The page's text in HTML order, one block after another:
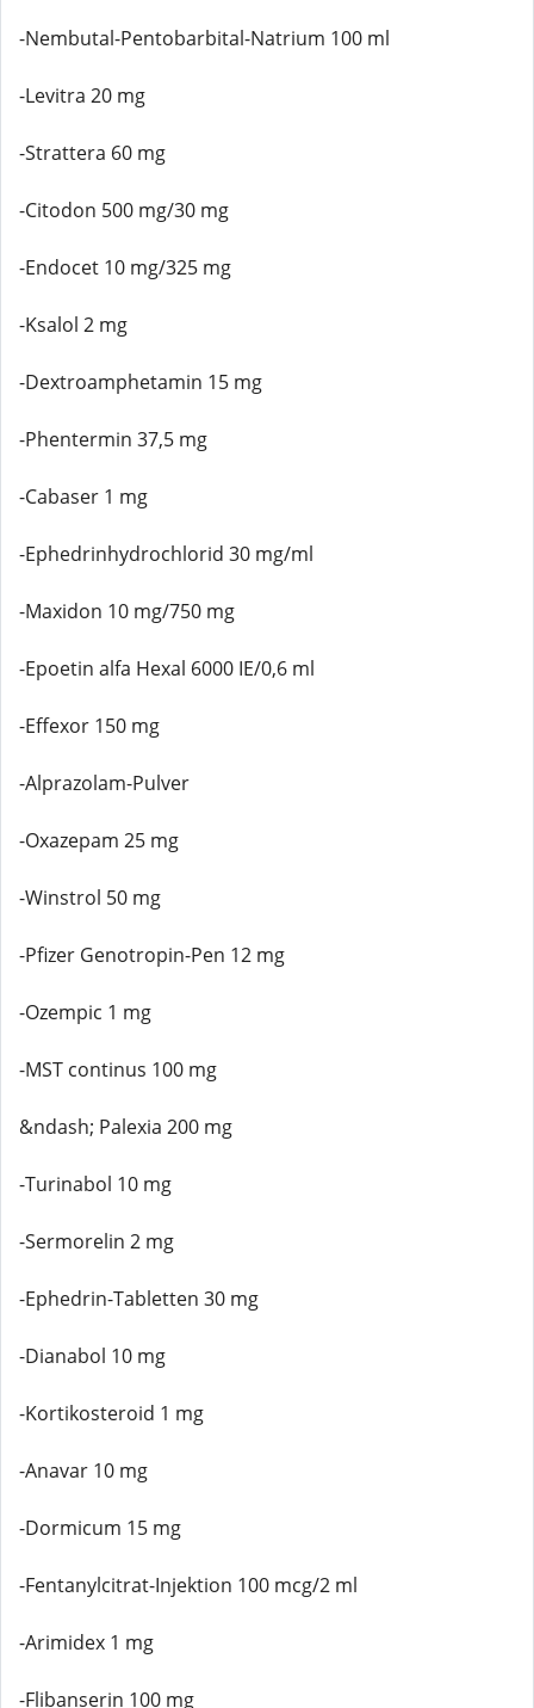
-Nembutal-Pentobarbital-Natrium 100 ml
-Levitra 20 mg
-Strattera 60 mg
-Citodon 500 mg/30 mg
-Endocet 10 mg/325 mg
-Ksalol 2 mg
-Dextroamphetamin 15 mg
-Phentermin 37,5 mg
-Cabaser 1 mg
-Ephedrinhydrochlorid 30 mg/ml
-Maxidon 10 mg/750 mg
-Epoetin alfa Hexal 6000 IE/0,6 ml
-Effexor 150 mg
-Alprazolam-Pulver
-Oxazepam 25 mg
-Winstrol 50 mg
-Pfizer Genotropin-Pen 12 mg
-Ozempic 1 mg
-MST continus 100 mg
&ndash; Palexia 200 mg
-Turinabol 10 mg
-Sermorelin 2 mg
-Ephedrin-Tabletten 30 mg
-Dianabol 10 mg
-Kortikosteroid 1 mg
-Anavar 10 mg
-Dormicum 15 mg
-Fentanylcitrat-Injektion 100 mcg/2 ml
-Arimidex 1 mg
-Flibanserin 100 mg